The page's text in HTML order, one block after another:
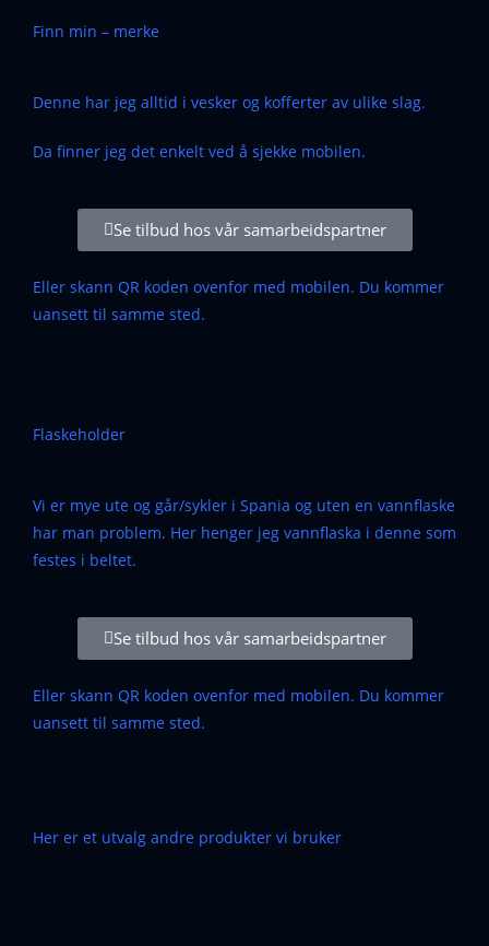
Finn min – merke
Denne har jeg alltid i vesker og kofferter av ulike slag.
Da finner jeg det enkelt ved å sjekke mobilen.
Se tilbud hos vår samarbeidspartner
Eller skann QR koden ovenfor med mobilen. Du kommer
uansett til samme sted.
Flaskeholder
Vi er mye ute og går/sykler i Spania og uten en vannflaske
har man problem. Her henger jeg vannflaska i denne som
festes i beltet.
Se tilbud hos vår samarbeidspartner
Eller skann QR koden ovenfor med mobilen. Du kommer
uansett til samme sted.
Her er et utvalg andre produkter vi bruker